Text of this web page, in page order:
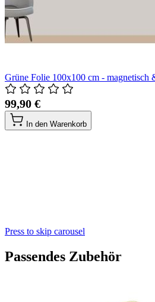
Grüne Folie 100x100 cm - magnetisch
99,90 €
In den Warenkorb
Press to skip carousel
Passendes Zubehör